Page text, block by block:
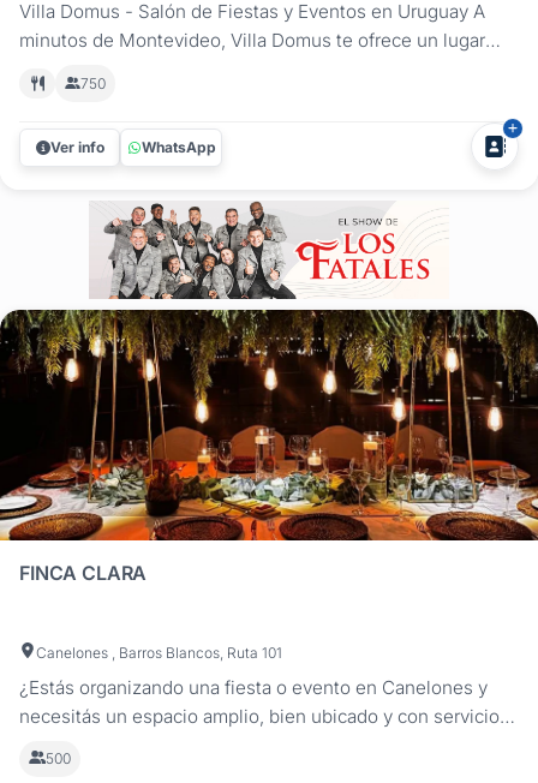
Villa Domus - Salón de Fiestas y Eventos en Uruguay A
minutos de Montevideo, Villa Domus te ofrece un lugar
celebraciones manteniendo un alto nivel de elegancia,
calidad y servicio. Las instalaciones cuentan con: Patio
estilo romano, techado, con...
750
Ver info WhatsApp
FINCA CLARA
Canelones , Barros Blancos, Ruta 101
¿Estás organizando una fiesta o evento en Canelones y
necesitás un espacio amplio, bien ubicado y con servicios
500